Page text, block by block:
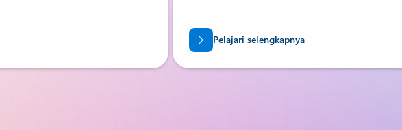
Pelajari selengkapnya